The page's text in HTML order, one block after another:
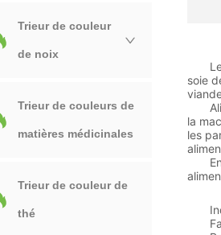
Trieur de couleur
de noix
Trieur de couleurs de
matières médicinales
Trieur de couleur de
thé
Le
soie
la
les
En